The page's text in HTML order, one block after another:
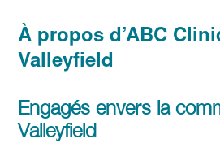
À propos d’ABC
Valleyfield
Engagés envers la
Valleyfield